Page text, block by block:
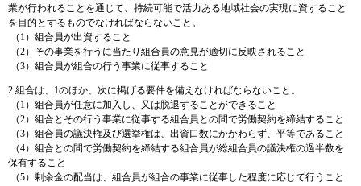
業が行われることを通じて、持続可能で活力ある地域社会の実現に資すること
を目的とするものでなければならないこと。
（1）組合員が出資すること
（2）その事業を行うに当たり組合員の意見が適切に反映されること
（3）組合員が組合の行う事業に従事すること
2.組合は、1のほか、次に掲げる要件を備えなければならないこと。
（1）組合員が任意に加入し、又は脱退することができること
（2）組合とその行う事業に従事する組合員との間で労働契約を締結すること
（3）組合員の議決権及び選挙権は、出資口数にかかわらず、平等であること
（4）組合との間で労働契約を締結する組合員が総組合員の議決権の過半数を
保有すること
（5）剰余金の配当は、組合員が組合の事業に従事した程度に応じて行うこと